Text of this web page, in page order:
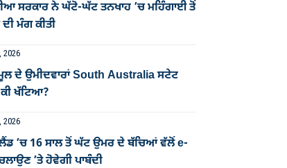
ਸਰਕਾਰ ਨੇ ਘੱਟੋ-ਘੱਟ ਤਨਖਾਹ ’ਚ ਮਹਿੰਗਾਈ ਤੋਂ
ਮੰਗ ਕੀਤੀ
2026
ਦੇ ਉਮੀਦਵਾਰਾਂ South Australia ਸਟੇਟ
ਕੀ ਖੱਟਿਆ?
2026
’ਚ 16 ਸਾਲ ਤੋਂ ਘੱਟ ਉਮਰ ਦੇ ਬੱਚਿਆਂ ਵੱਲੋਂ e-
’ਤੇ ਹੋਵੇਗੀ ਪਾਬੰਦੀ